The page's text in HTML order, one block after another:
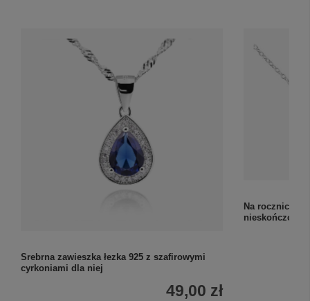
Srebrna zawieszka łezka 925 z szafirowymi
cyrkoniami dla niej
49,00 zł
Na rocznicę: